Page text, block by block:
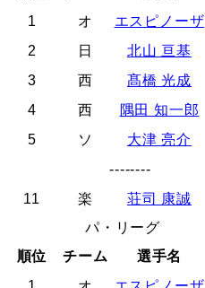
1
オ エスピノーザ
2
日 北山 亘基
3
西 髙橋 光成
4
西 隅田 知一郎
5
ソ 大津 亮介
--------
11
楽 荘司 康誠
パ・リーグ
順位
チーム 選手名